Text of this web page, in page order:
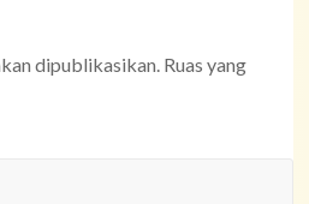
dipublikasikan. Ruas yang